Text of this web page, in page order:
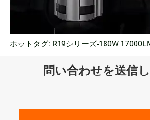
ホットタグ: R19シリーズ-180W
問い合わせを送信